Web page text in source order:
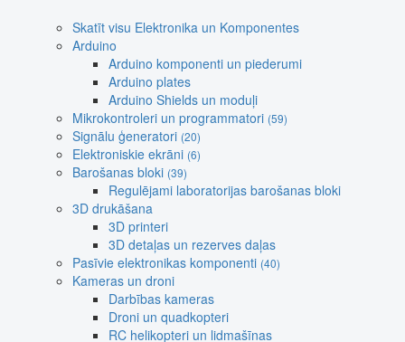
Skatīt visu Elektronika un Komponentes
Arduino
Arduino komponenti un piederumi
Arduino plates
Arduino Shields un moduļi
Mikrokontroleri un programmatori (59)
Signālu ģeneratori (20)
Elektroniskie ekrāni (6)
Barošanas bloki (39)
Regulējami laboratorijas barošanas bloki
3D drukāšana
3D printeri
3D detaļas un rezerves daļas
Pasīvie elektronikas komponenti (40)
Kameras un droni
Darbības kameras
Droni un quadkopteri
RC helikopteri un lidmašīnas